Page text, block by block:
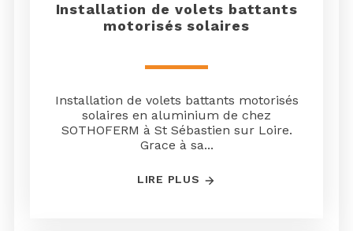
Installation de volets battants
motorisés solaires
Installation de volets battants motorisés
solaires en aluminium de chez
SOTHOFERM à St Sébastien sur Loire.
Grace à sa...
LIRE PLUS